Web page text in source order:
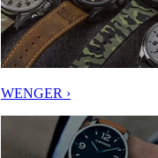
WENGER ›